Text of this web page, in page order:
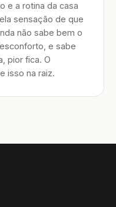
e a rotina da casa
sensação de que
não sabe bem o
e sabe
pior fica. O
isso na raiz.